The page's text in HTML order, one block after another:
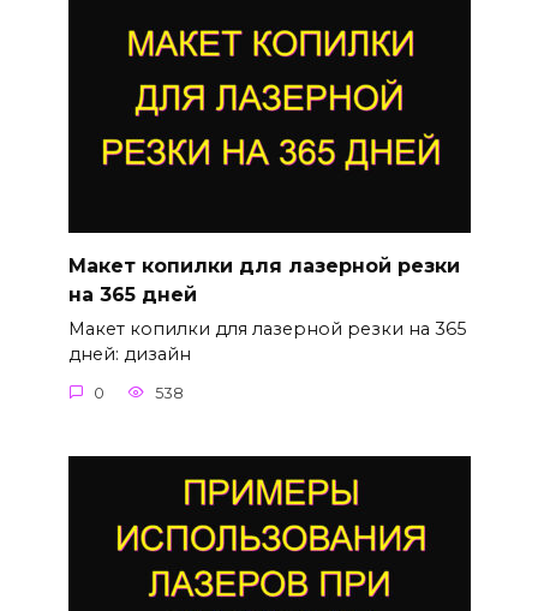
Макет копилки для лазерной резки
на 365 дней
Макет копилки для лазерной резки на 365
дней: дизайн
0 538